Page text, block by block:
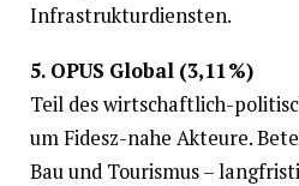
Infrastrukturdiensten.
5. OPUS Global (3,11 %)
Teil des wirtschaftlich-
um Fidesz-nahe Akteure.
Bau und Tourismus –